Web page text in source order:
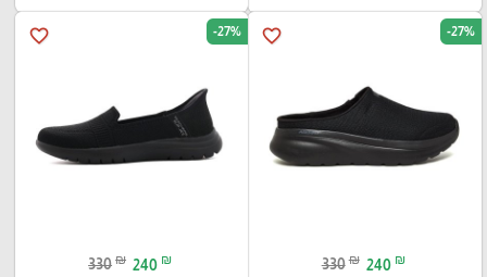
favorite_border -27%
330 ₪ 240 ₪
favorite_border -27%
330 ₪ 240 ₪